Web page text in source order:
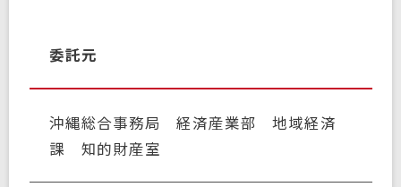
委託元
沖縄総合事務局 経済産業部 地域経済
課 知的財産室